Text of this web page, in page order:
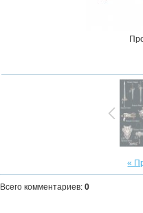
«
Всего комментариев: 0